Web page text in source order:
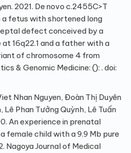
2021. De novo c.2455C>T
a fetus with shortened long
defect conceived by a
16q22.1 and a father with a
of chromosome 4 from
& Genomic Medicine: (): . doi:
Nhan Nguyen, Đoàn Thị Duyên
Phan Tưởng Quỳnh, Lê Tuấn
An experience in prenatal
female child with a 9.9 Mb pure
Nagoya Journal of Medical